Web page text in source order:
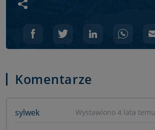
Komentarze
sylwek Wystawiono 4 lata temu